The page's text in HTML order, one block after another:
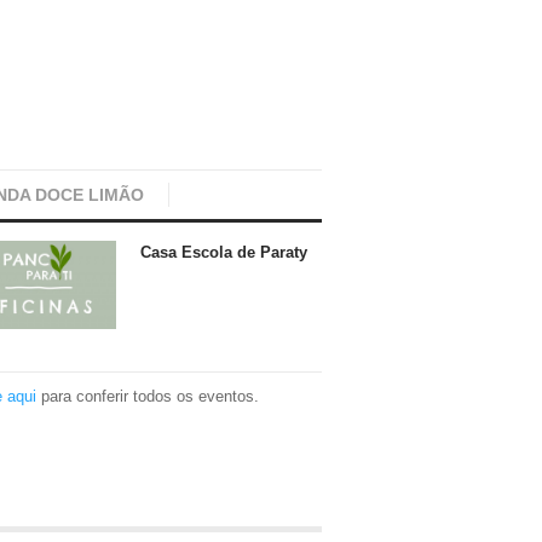
DOCE LIMÃO
Casa Escola de Paraty
aqui para conferir todos os eventos.